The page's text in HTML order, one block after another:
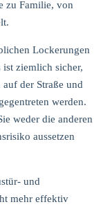
zu Familie, von
Lockerungen
ziemlich sicher,
der Straße und
werden.
weder die anderen
aussetzen
und
mehr effektiv